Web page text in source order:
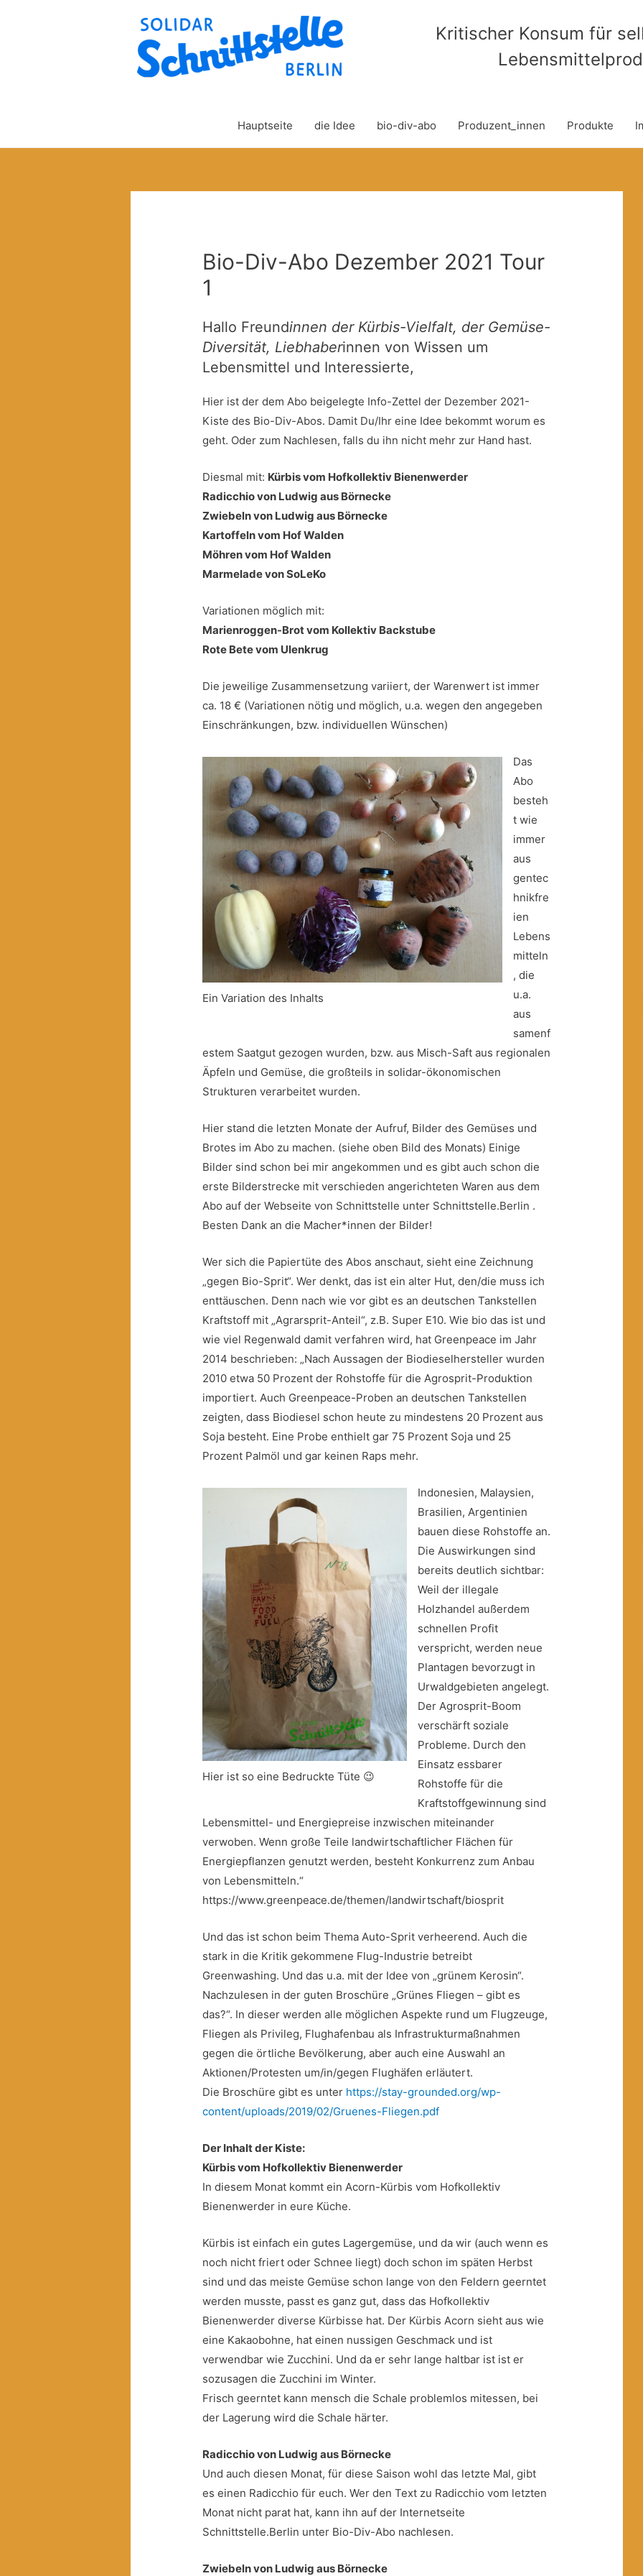
Kritischer Konsum für
Hauptseite die Idee bio-div-abo Produzent_innen Produkte
Bio-Div-Abo Dezember 2021 Tour
1
Hallo Freundinnen der Kürbis-Vielfalt, der Gemüse-
Diversität, Liebhaberinnen von Wissen um
Lebensmittel und Interessierte,
Hier ist der dem Abo beigelegte Info-Zettel der Dezember 2021-
Kiste des Bio-Div-Abos. Damit Du/Ihr eine Idee bekommt worum es
geht. Oder zum Nachlesen, falls du ihn nicht mehr zur Hand hast.
Diesmal mit: Kürbis vom Hofkollektiv Bienenwerder
Radicchio von Ludwig aus Börnecke
Zwiebeln von Ludwig aus Börnecke
Kartoffeln vom Hof Walden
Möhren vom Hof Walden
Marmelade von SoLeKo
Variationen möglich mit:
Marienroggen-Brot vom Kollektiv Backstube
Rote Bete vom Ulenkrug
Die jeweilige Zusammensetzung variiert, der Warenwert ist immer
ca. 18 € (Variationen nötig und möglich, u.a. wegen den angegeben
Einschränkungen, bzw. individuellen Wünschen)
Ein Variation des Inhalts
Das
Abo
besteh
t wie
immer
aus
gentec
hnikfre
ien
Lebens
mitteln
, die
u.a.
aus
samenf
estem Saatgut gezogen wurden, bzw. aus Misch-Saft aus regionalen
Äpfeln und Gemüse, die großteils in solidar-ökonomischen
Strukturen verarbeitet wurden.
Hier stand die letzten Monate der Aufruf, Bilder des Gemüses und
Brotes im Abo zu machen. (siehe oben Bild des Monats) Einige
Bilder sind schon bei mir angekommen und es gibt auch schon die
erste Bilderstrecke mit verschieden angerichteten Waren aus dem
Abo auf der Webseite von Schnittstelle unter Schnittstelle.Berlin .
Besten Dank an die Macher*innen der Bilder!
Wer sich die Papiertüte des Abos anschaut, sieht eine Zeichnung
„gegen Bio-Sprit“. Wer denkt, das ist ein alter Hut, den/die muss ich
enttäuschen. Denn nach wie vor gibt es an deutschen Tankstellen
Kraftstoff mit „Agrarsprit-Anteil“, z.B. Super E10. Wie bio das ist und
wie viel Regenwald damit verfahren wird, hat Greenpeace im Jahr
2014 beschrieben: „Nach Aussagen der Biodieselhersteller wurden
2010 etwa 50 Prozent der Rohstoffe für die Agrosprit-Produktion
importiert. Auch Greenpeace-Proben an deutschen Tankstellen
zeigten, dass Biodiesel schon heute zu mindestens 20 Prozent aus
Soja besteht. Eine Probe enthielt gar 75 Prozent Soja und 25
Prozent Palmöl und gar keinen Raps mehr.
Hier ist so eine Bedruckte Tüte 😉
Indonesien, Malaysien,
Brasilien, Argentinien
bauen diese Rohstoffe an.
Die Auswirkungen sind
bereits deutlich sichtbar:
Weil der illegale
Holzhandel außerdem
schnellen Profit
verspricht, werden neue
Plantagen bevorzugt in
Urwaldgebieten angelegt.
Der Agrosprit-Boom
verschärft soziale
Probleme. Durch den
Einsatz essbarer
Rohstoffe für die
Kraftstoffgewinnung sind
Lebensmittel- und Energiepreise inzwischen miteinander
verwoben. Wenn große Teile landwirtschaftlicher Flächen für
Energiepflanzen genutzt werden, besteht Konkurrenz zum Anbau
von Lebensmitteln.“
https://www.greenpeace.de/themen/landwirtschaft/biosprit
Und das ist schon beim Thema Auto-Sprit verheerend. Auch die
stark in die Kritik gekommene Flug-Industrie betreibt
Greenwashing. Und das u.a. mit der Idee von „grünem Kerosin“.
Nachzulesen in der guten Broschüre „Grünes Fliegen – gibt es
das?“. In dieser werden alle möglichen Aspekte rund um Flugzeuge,
Fliegen als Privileg, Flughafenbau als Infrastrukturmaßnahmen
gegen die örtliche Bevölkerung, aber auch eine Auswahl an
Aktionen/Protesten um/in/gegen Flughäfen erläutert.
Die Broschüre gibt es unter https://stay-grounded.org/wp-
content/uploads/2019/02/Gruenes-Fliegen.pdf
Der Inhalt der Kiste:
Kürbis vom Hofkollektiv Bienenwerder
In diesem Monat kommt ein Acorn-Kürbis vom Hofkollektiv
Bienenwerder in eure Küche.
Kürbis ist einfach ein gutes Lagergemüse, und da wir (auch wenn es
noch nicht friert oder Schnee liegt) doch schon im späten Herbst
sind und das meiste Gemüse schon lange von den Feldern geerntet
werden musste, passt es ganz gut, dass das Hofkollektiv
Bienenwerder diverse Kürbisse hat. Der Kürbis Acorn sieht aus wie
eine Kakaobohne, hat einen nussigen Geschmack und ist
verwendbar wie Zucchini. Und da er sehr lange haltbar ist ist er
sozusagen die Zucchini im Winter.
Frisch geerntet kann mensch die Schale problemlos mitessen, bei
der Lagerung wird die Schale härter.
Radicchio von Ludwig aus Börnecke
Und auch diesen Monat, für diese Saison wohl das letzte Mal, gibt
es einen Radicchio für euch. Wer den Text zu Radicchio vom letzten
Monat nicht parat hat, kann ihn auf der Internetseite
Schnittstelle.Berlin unter Bio-Div-Abo nachlesen.
Zwiebeln von Ludwig aus Börnecke